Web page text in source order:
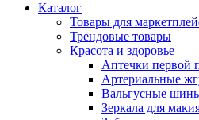
Каталог
Товары для
Трендовые товары
Красота и здоровье
Аптечки первой
Артериальные
Вальгусные
Зеркала для